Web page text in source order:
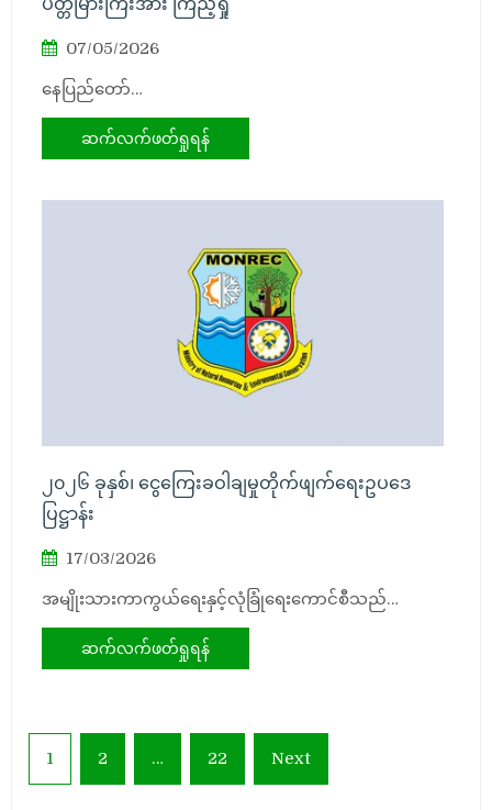
07/05/2026
နေပြည်တော်…
ဆက်လက်ဖတ်ရှုရန်
၂၀၂၆ ခုနှစ်၊ ငွေကြေးခဝါချမှုတိုက်ဖျက်ရေးဥပဒေ
ပြဋ္ဌာန်း
17/03/2026
အမျိုးသားကာကွယ်ရေးနှင့်လုံခြုံရေးကောင်စီသည်…
ဆက်လက်ဖတ်ရှုရန်
Posts
pagination
1 2 … 22 Next